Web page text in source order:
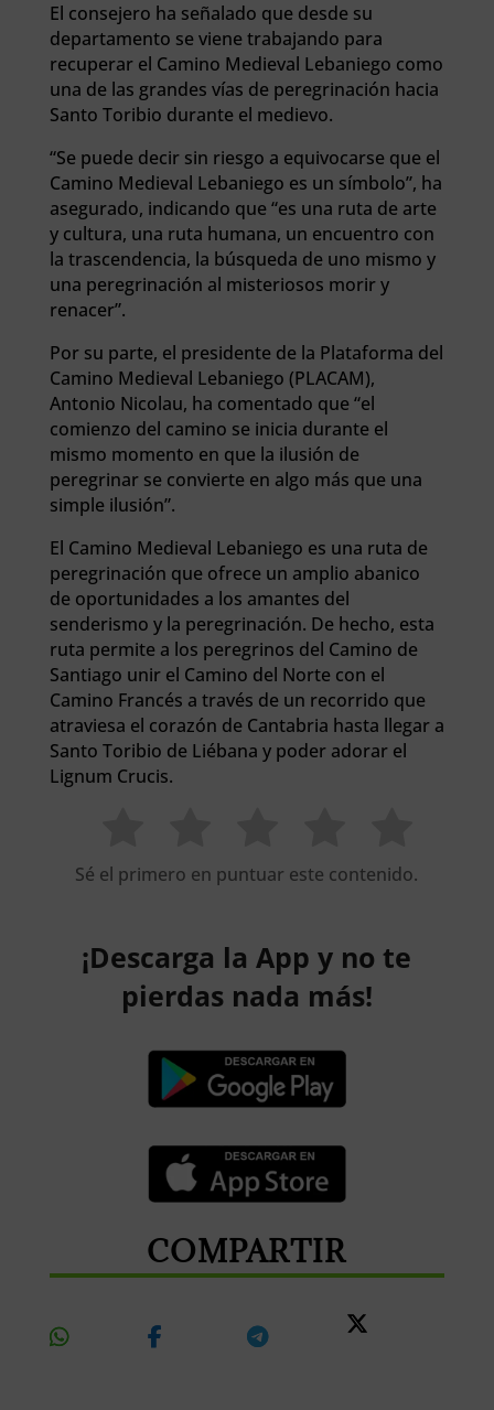
El consejero ha señalado que desde su
departamento se viene trabajando para
recuperar el Camino Medieval Lebaniego como
una de las grandes vías de peregrinación hacia
Santo Toribio durante el medievo.
“Se puede decir sin riesgo a equivocarse que el
Camino Medieval Lebaniego es un símbolo”, ha
asegurado, indicando que “es una ruta de arte
y cultura, una ruta humana, un encuentro con
la trascendencia, la búsqueda de uno mismo y
una peregrinación al misteriosos morir y
renacer”.
Por su parte, el presidente de la Plataforma del
Camino Medieval Lebaniego (PLACAM),
Antonio Nicolau, ha comentado que “el
comienzo del camino se inicia durante el
mismo momento en que la ilusión de
peregrinar se convierte en algo más que una
simple ilusión”.
El Camino Medieval Lebaniego es una ruta de
peregrinación que ofrece un amplio abanico
de oportunidades a los amantes del
senderismo y la peregrinación. De hecho, esta
ruta permite a los peregrinos del Camino de
Santiago unir el Camino del Norte con el
Camino Francés a través de un recorrido que
atraviesa el corazón de Cantabria hasta llegar a
Santo Toribio de Liébana y poder adorar el
Lignum Crucis.
Sé el primero en puntuar este contenido.
¡Descarga la App y no te
pierdas nada más!
COMPARTIR